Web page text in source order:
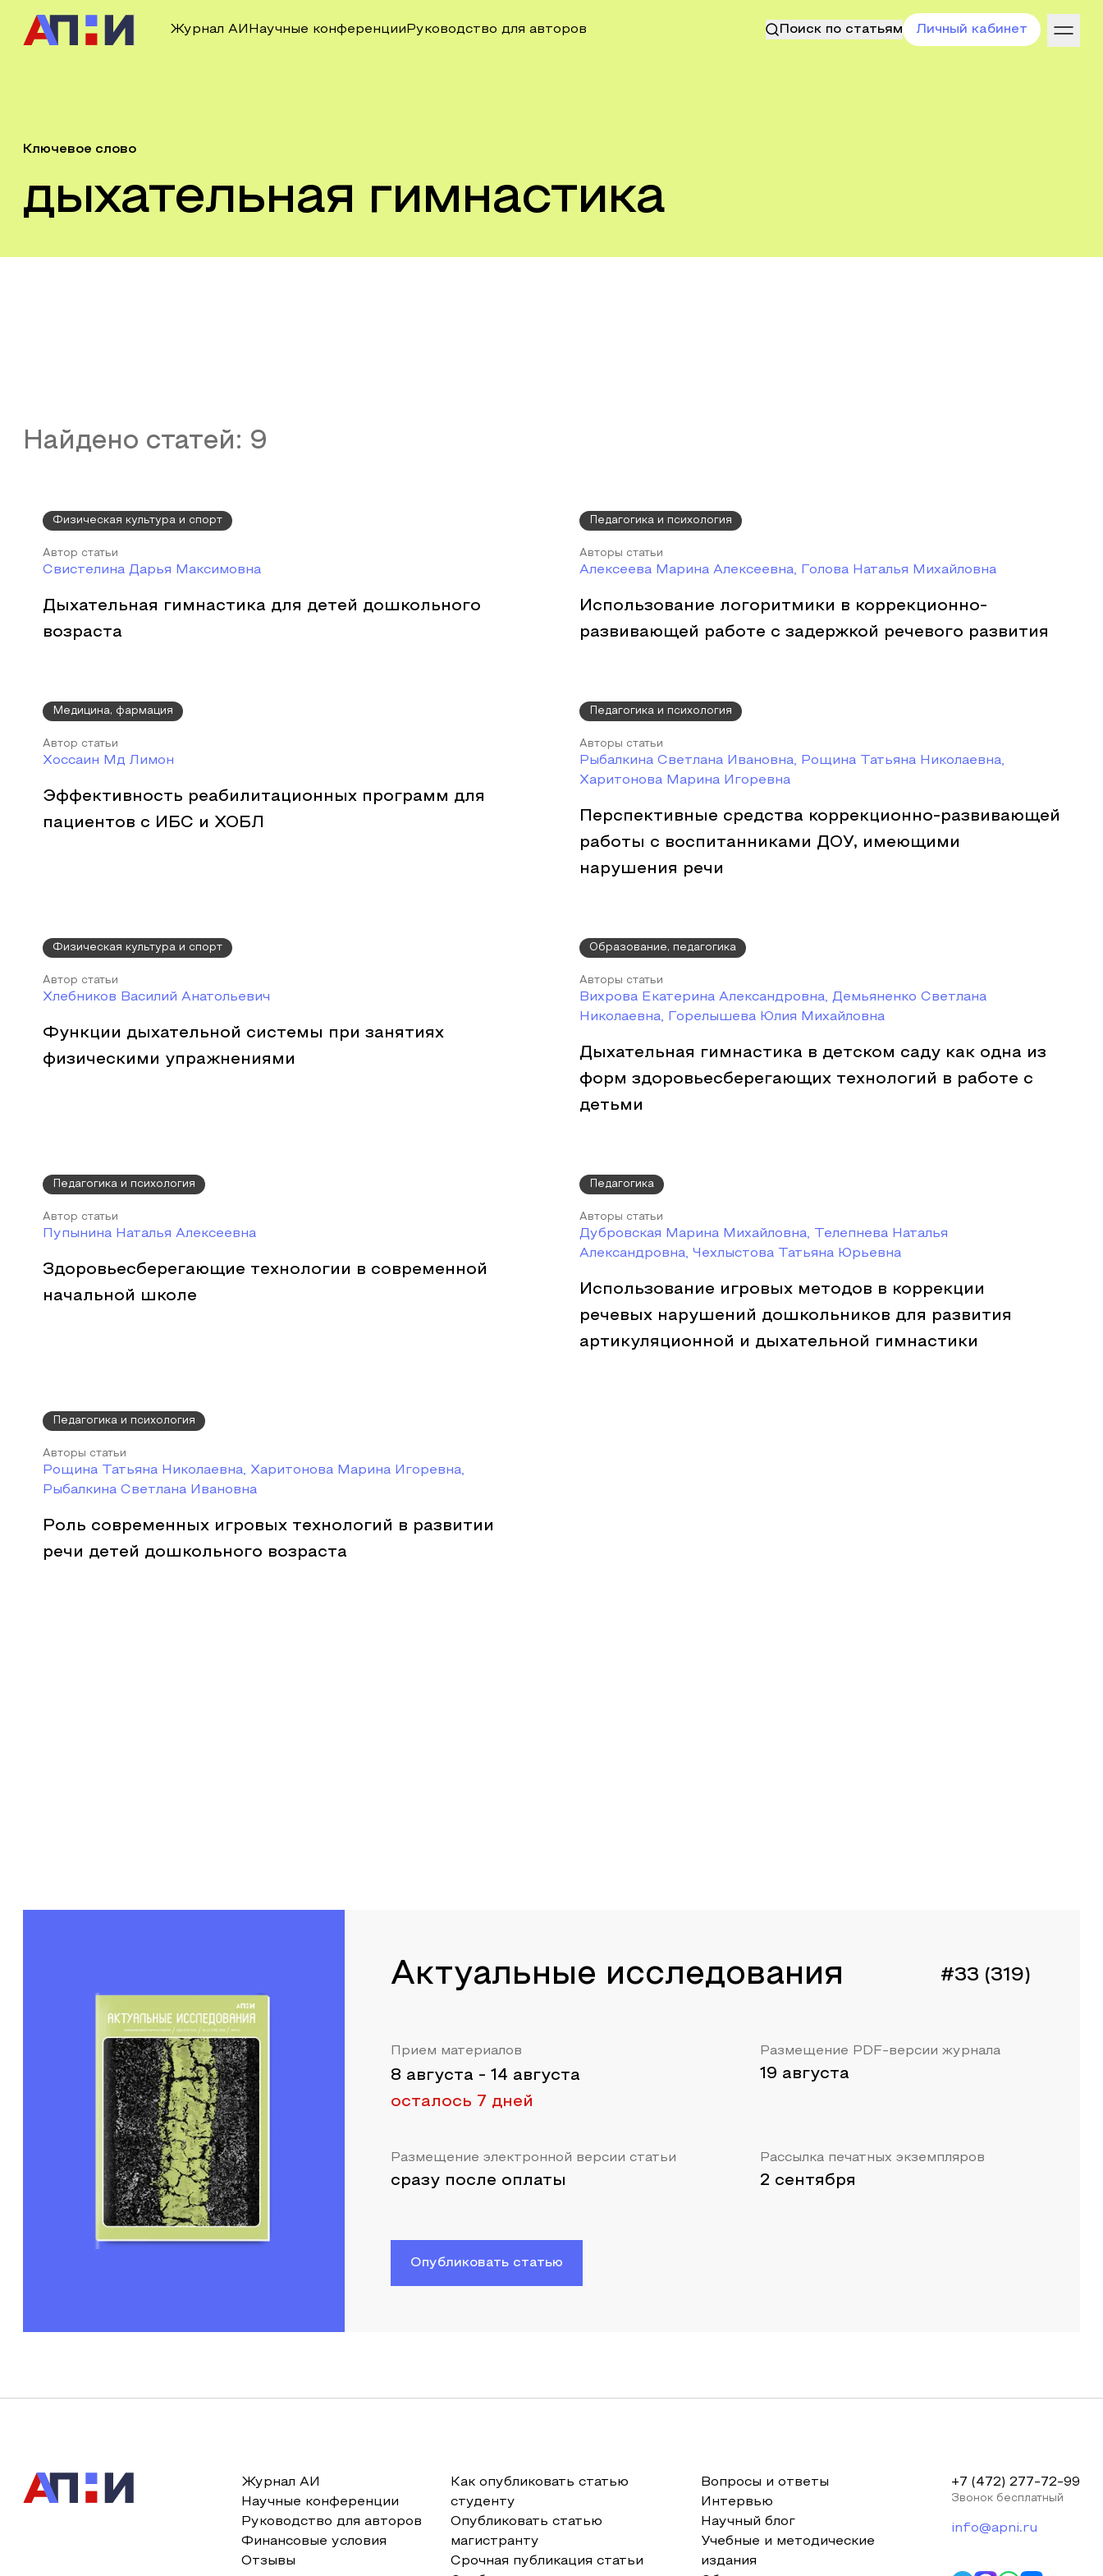
Журнал АИ Научные конференции Руководство для авторов Поиск по статьям Личный кабинет
Ключевое слово
дыхательная гимнастика
Найдено статей: 9
Физическая культура и спорт
Автор статьи
Свистелина Дарья Максимовна
Дыхательная гимнастика для детей дошкольного
возраста
Педагогика и психология
Авторы статьи
Алексеева Марина Алексеевна, Голова Наталья Михайловна
Использование логоритмики в коррекционно-
развивающей работе с задержкой речевого развития
Медицина, фармация
Автор статьи
Хоссаин Мд Лимон
Эффективность реабилитационных программ для
пациентов с ИБС и ХОБЛ
Педагогика и психология
Авторы статьи
Рыбалкина Светлана Ивановна, Рощина Татьяна Николаевна,
Харитонова Марина Игоревна
Перспективные средства коррекционно-развивающей
работы с воспитанниками ДОУ, имеющими
нарушения речи
Физическая культура и спорт
Автор статьи
Хлебников Василий Анатольевич
Функции дыхательной системы при занятиях
физическими упражнениями
Образование, педагогика
Авторы статьи
Вихрова Екатерина Александровна, Демьяненко Светлана
Николаевна, Горелышева Юлия Михайловна
Дыхательная гимнастика в детском саду как одна из
форм здоровьесберегающих технологий в работе с
детьми
Педагогика и психология
Автор статьи
Пупынина Наталья Алексеевна
Здоровьесберегающие технологии в современной
начальной школе
Педагогика
Авторы статьи
Дубровская Марина Михайловна, Телепнева Наталья
Александровна, Чехлыстова Татьяна Юрьевна
Использование игровых методов в коррекции
речевых нарушений дошкольников для развития
артикуляционной и дыхательной гимнастики
Педагогика и психология
Авторы статьи
Рощина Татьяна Николаевна, Харитонова Марина Игоревна,
Рыбалкина Светлана Ивановна
Роль современных игровых технологий в развитии
речи детей дошкольного возраста
Актуальные исследования #33 (319)
Прием материалов
8 августа - 14 августа
осталось 7 дней
Размещение PDF-версии журнала
19 августа
Размещение электронной версии статьи
сразу после оплаты
Рассылка печатных экземпляров
2 сентября
Опубликовать статью
Журнал АИ
Научные конференции
Руководство для авторов
Финансовые условия
Отзывы
Как опубликовать статью
студенту
Опубликовать статью
магистранту
Срочная публикация статьи
Вопросы и ответы
Интервью
Научный блог
Учебные и методические
издания
+7 (472) 277-72-99
Звонок бесплатный
info@apni.ru